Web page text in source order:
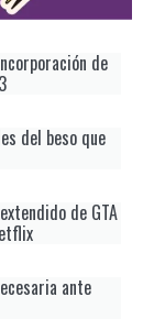
de
del beso que
de GTA
ante